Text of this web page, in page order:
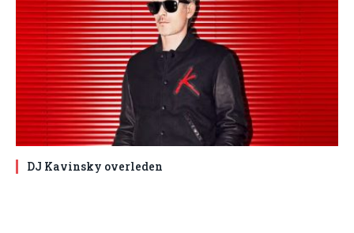
DJ Kavinsky overleden